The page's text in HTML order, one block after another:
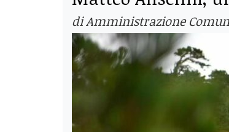
di Amministrazione